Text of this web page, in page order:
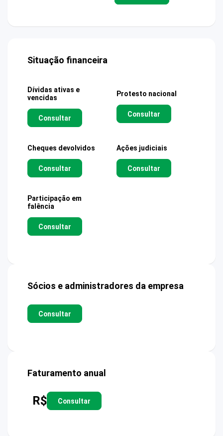
Situação financeira
Dívidas ativas e
vencidas
Consultar
Protesto nacional
Consultar
Cheques devolvidos
Consultar
Ações judiciais
Consultar
Participação em
falência
Consultar
Sócios e administradores da empresa
Consultar
Faturamento anual
R$ Consultar